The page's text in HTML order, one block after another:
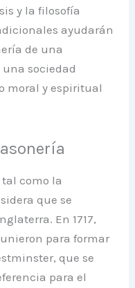
y la filosofía
ayudarán
de una
sociedad
moral y espiritual
como la
que se
En 1717,
para formar
que se
para el